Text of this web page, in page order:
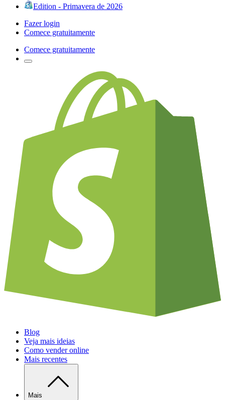
Edition - Primavera de 2026
Fazer login
Comece gratuitamente
Comece gratuitamente
Blog
Veja mais ideias
Como vender online
Mais recentes
Mais